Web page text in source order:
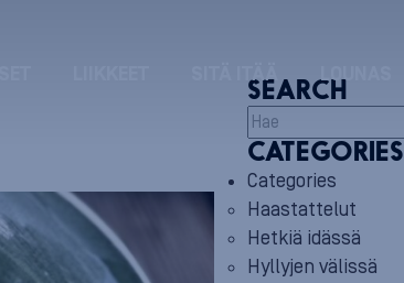
SITÄ ITÄÄ LOUNAS
SEARCH
CATEGORIES
Categories
Haastattelut
Hetkiä idässä
Hyllyjen välissä